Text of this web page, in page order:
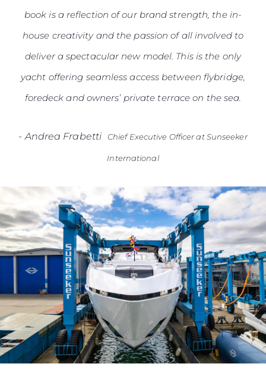
book is a reflection of our brand strength, the in-
house creativity and the passion of all involved to
deliver a spectacular new model. This is the only
yacht offering seamless access between flybridge,
foredeck and owners’ private terrace on the sea.
-Andrea Frabetti Chief Executive Officer at Sunseeker
International